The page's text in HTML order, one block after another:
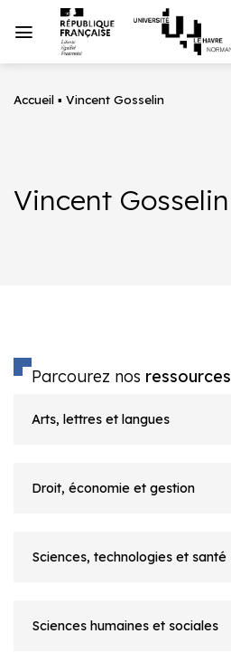
au
Accueil ▪ Vincent Gosselin
Vincent Gosselin
Parcourez nos ressources
Arts, lettres et langues
Droit, économie et gestion
Sciences, technologies et santé
Sciences humaines et sociales